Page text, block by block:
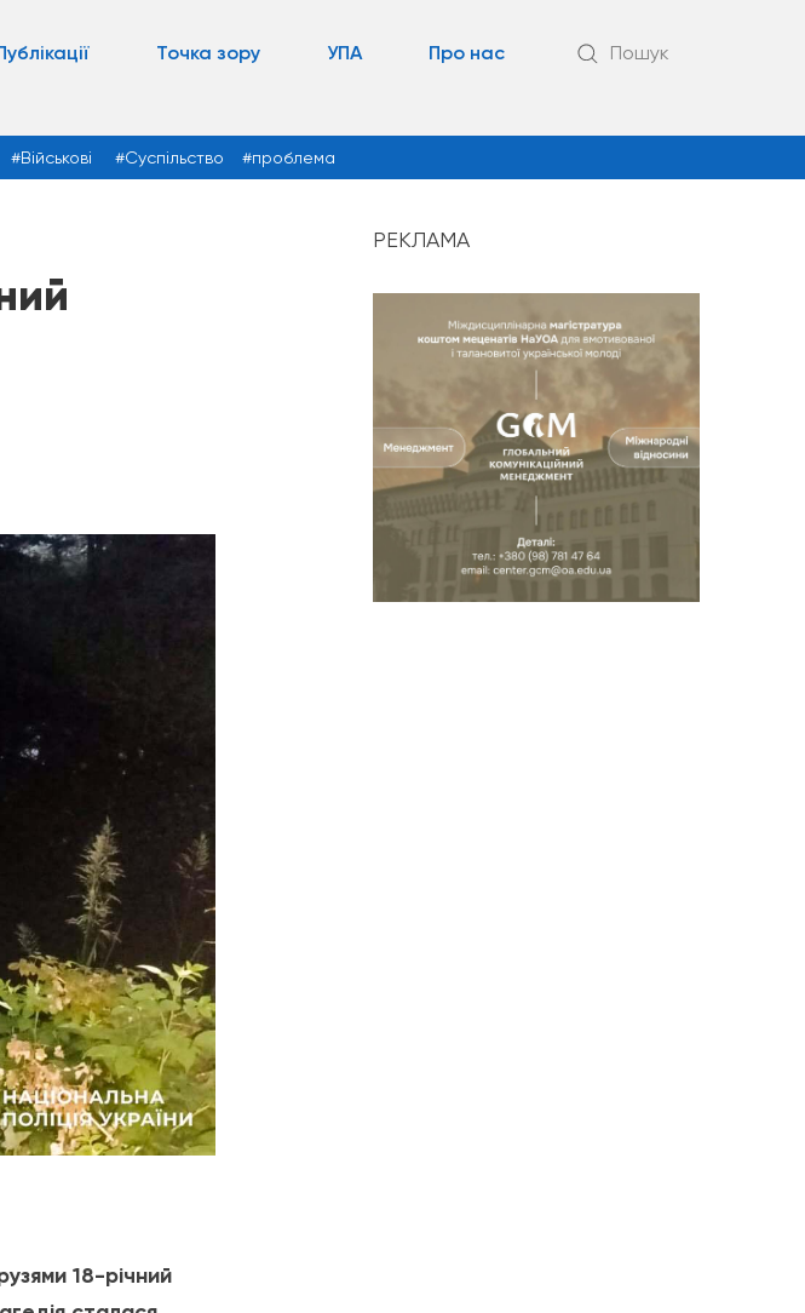
Точка зору УПА Про нас Пошук
Військові Суспільство проблема
18-річний
РЕКЛАМА